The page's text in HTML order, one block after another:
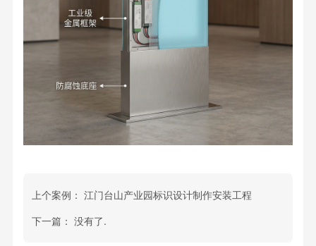
上个案例： 江门台山产业园标识设计制作安装工程
下一篇： 没有了.